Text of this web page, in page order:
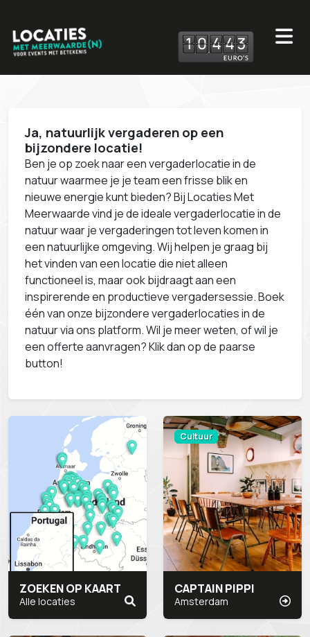
10 443
Ja, natuurlijk vergaderen op een
bijzondere locatie!
Ben je op zoek naar een vergaderlocatie in de
natuur waarmee je je team een frisse blik en
nieuwe energie kunt bieden? Bij Locaties Met
Meerwaarde vind je de ideale vergaderlocatie in de
natuur waar je vergaderingen tot leven komen in
een natuurlijke omgeving. Wij helpen je graag bij
het vinden van een locatie die niet alleen
functioneel is, maar ook bijdraagt aan een
inspirerende en productieve vergadersessie. Boek
één van onze bijzondere vergaderlocaties in de
natuur via ons platform. Wil je meer weten, of wil je
een offerte aanvragen? Klik dan op de paarse
button!
ZOEKEN OP KAART
Alle locaties
Cultuur
CAPTAIN PIPPI
Amsterdam